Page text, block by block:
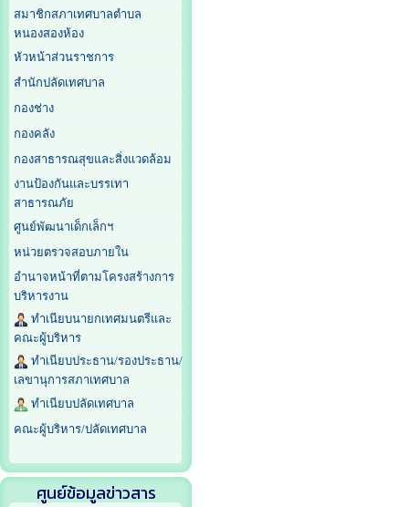
สมาชิกสภาเทศบาลตำบล
หนองสองห้อง
หัวหน้าส่วนราชการ
สำนักปลัดเทศบาล
กองช่าง
กองคลัง
กองสาธารณสุขและสิ่งแวดล้อม
งานป้องกันและบรรเทา
สาธารณภัย
ศูนย์พัฒนาเด็กเล็กฯ
หน่วยตรวจสอบภายใน
อำนาจหน้าที่ตามโครงสร้างการ
บริหารงาน
ทำเนียบนายกเทศมนตรีและ
คณะผู้บริหาร
ทำเนียบประธาน/รองประธาน/
เลขานุการสภาเทศบาล
ทำเนียบปลัดเทศบาล
คณะผู้บริหาร/ปลัดเทศบาล
ศูนย์ข้อมูลข่าวสาร